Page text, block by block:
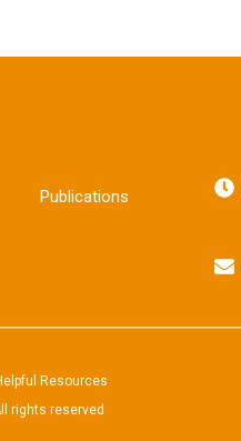
Publications
Resources
rights reserved